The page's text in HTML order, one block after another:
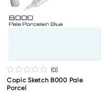
(0)
Copic Sketch B000 Pale
Porcel